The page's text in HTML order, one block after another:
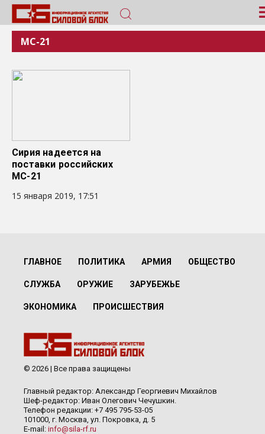
МС-21
Сирия надеется на
поставки российских
МС-21
15 января 2019, 17:51
ГЛАВНОЕ ПОЛИТИКА АРМИЯ ОБЩЕСТВО
СЛУЖБА ОРУЖИЕ ЗАРУБЕЖЬЕ
ЭКОНОМИКА ПРОИСШЕСТВИЯ
© 2026 | Все права защищены
Главный редактор: Александр Георгиевич Михайлов
Шеф-редактор: Иван Олегович Чечушкин.
Телефон редакции: +7 495 795-53-05
101000, г. Москва, ул. Покровка, д. 5
E-mail: info@sila-rf.ru